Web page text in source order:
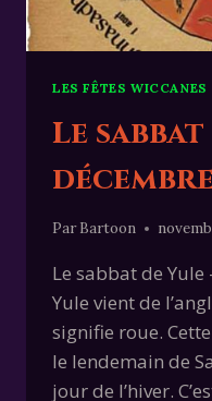
LES FÊTES WICCANES
Le sabbat
Par Bartoon
Le sabbat de
Yule vient de
signifie roue.
le lendemain de
jour de l’hiver.